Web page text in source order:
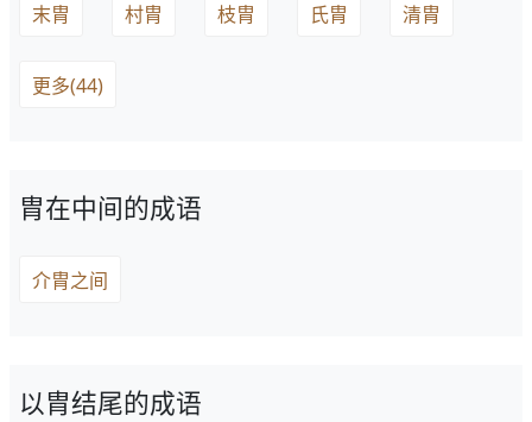
末胄 村胄 枝胄 氏胄 清胄
更多(44)
胄在中间的成语
介胄之间
以胄结尾的成语